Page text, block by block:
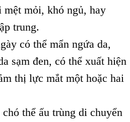
mỏi, khó ngủ, hay
trung.
có thể mẩn ngứa da,
sạm đen, có thể xuất hiện
thị lực mắt một hoặc hai
thể ấu trùng di chuyển